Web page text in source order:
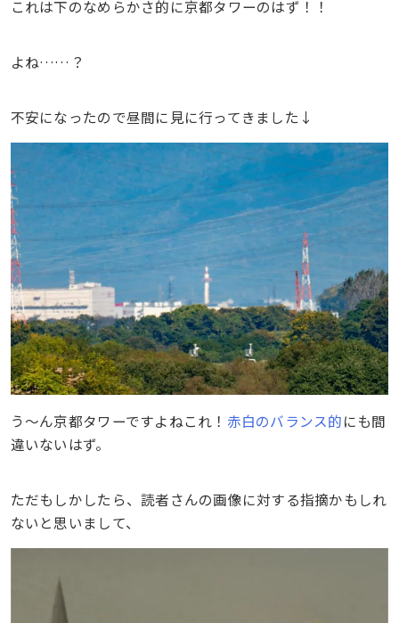
これは下のなめらかさ的に京都タワーのはず！！
よね……？
不安になったので昼間に見に行ってきました↓
う〜ん京都タワーですよねこれ！ 赤白のバランス的にも間
違いないはず。
ただもしかしたら、読者さんの画像に対する指摘かもしれ
ないと思いまして、